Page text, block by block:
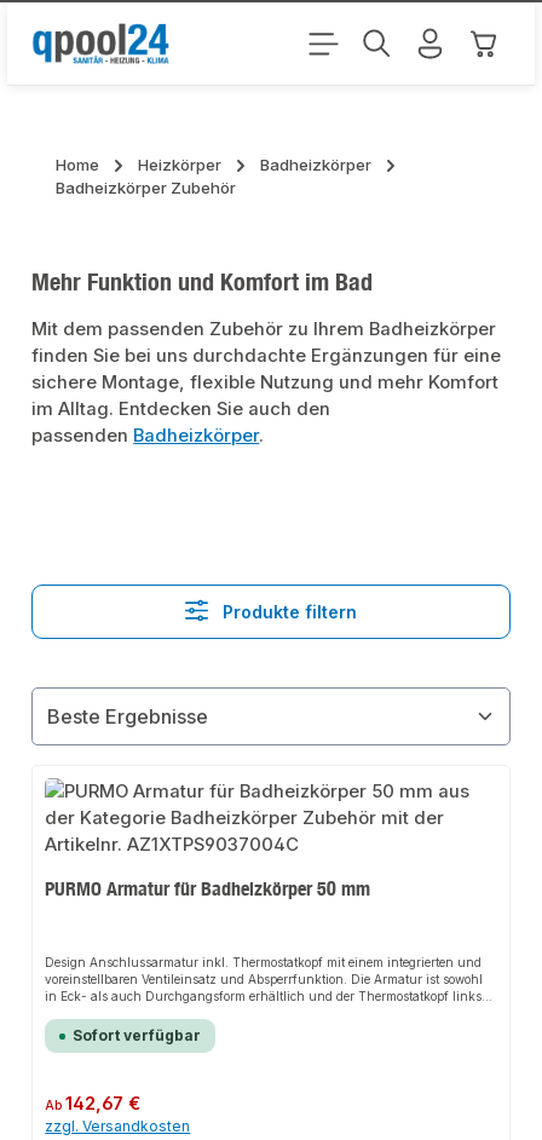
Zum Hauptinhalt springen
Home Heizkörper
Badheizkörper
Badheizkörper Zubehör
Mehr Funktion und Komfort im Bad
Mit dem passenden Zubehör zu Ihrem Badheizkörper
finden Sie bei uns durchdachte Ergänzungen für eine
sichere Montage, flexible Nutzung und mehr Komfort
im Alltag. Entdecken Sie auch den
passenden Badheizkörper.
Produkte filtern
PURMO Armatur für Badheizkörper 50 mm
Design Anschlussarmatur inkl. Thermostatkopf mit einem integrierten und
voreinstellbaren Ventileinsatz und Absperrfunktion. Die Armatur ist sowohl
in Eck- als auch Durchgangsform erhältlich und der Thermostatkopf links
RAL 9016 weiß, chrom sowie RAL 7016 (S0022) matt Anthrazitgrau und
RAL 9005 (S0029) matt Tiefschwarz bestellt werden.
Sofort verfügbar
Regulärer Preis:
Ab142,67 €
zzgl. Versandkosten